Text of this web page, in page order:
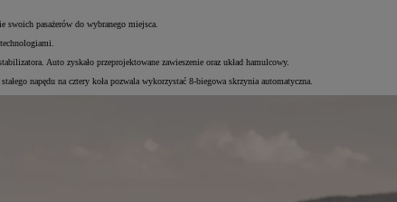
pasażerów do wybranego miejsca.
Auto zyskało przeprojektowane zawieszenie oraz układ hamulcowy.
napędu na cztery koła pozwala wykorzystać 8-biegowa skrzynia automatyczna.